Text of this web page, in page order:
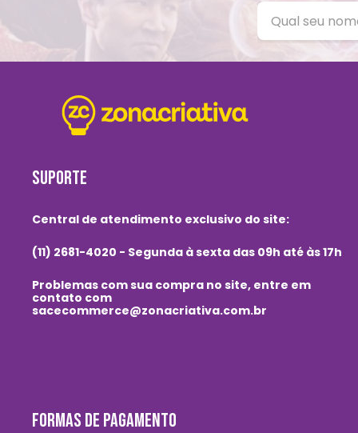
SUPORTE
Central de atendimento exclusivo do site:
(11) 2681-4020 - Segunda à sexta das 09h até às 17h
Problemas com sua compra no site, entre em
contato com
sacecommerce@zonacriativa.com.br
FORMAS DE PAGAMENTO